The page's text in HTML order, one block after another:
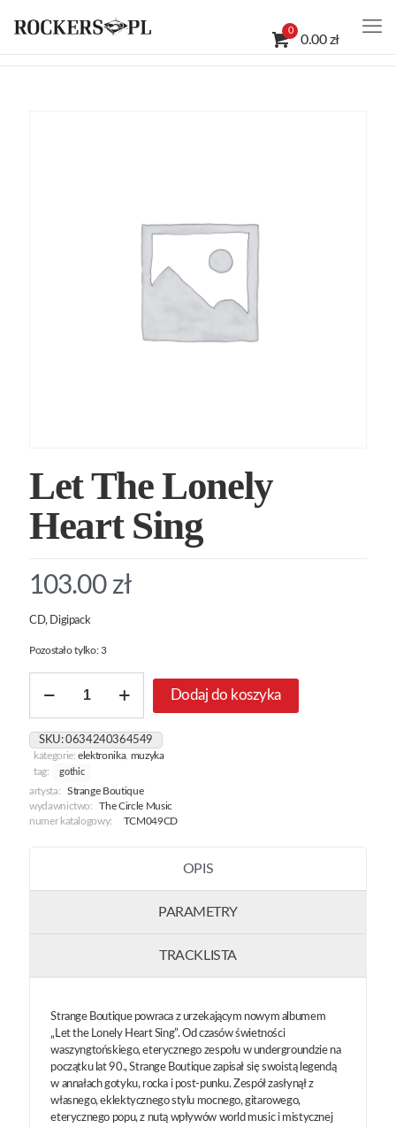
0
0.00 zł
Let The Lonely
Heart Sing
103.00 zł
CD, Digipack
Pozostało tylko: 3
Lonely
Heart
Dodaj do koszyka
SKU:0634240364549
kategorie:elektronika, muzyka
tag:
gothic
artysta:
Strange Boutique
wydawnictwo:
The Circle Music
numer katalogowy:
TCM049CD
OPIS
PARAMETRY
TRACKLISTA
Strange Boutique powraca z urzekającym nowym albumem
„Let the Lonely Heart Sing”. Od czasów świetności
waszyngtońskiego, eterycznego zespołu w undergroundzie na
początku lat 90., Strange Boutique zapisał się swoistą legendą
w annałach gotyku, rocka i post-punku. Zespół zasłynął z
własnego, eklektycznego stylu mocnego, gitarowego,
eterycznego popu, z nutą wpływów world music i mistycznej